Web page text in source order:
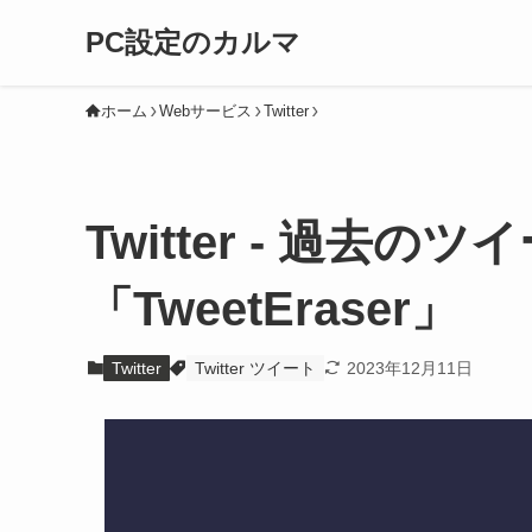
PC設定のカルマ
ホーム Webサービス Twitter
Twitter - 過去のツ
「TweetEraser」
Twitter Twitter ツイート 2023年12月11日